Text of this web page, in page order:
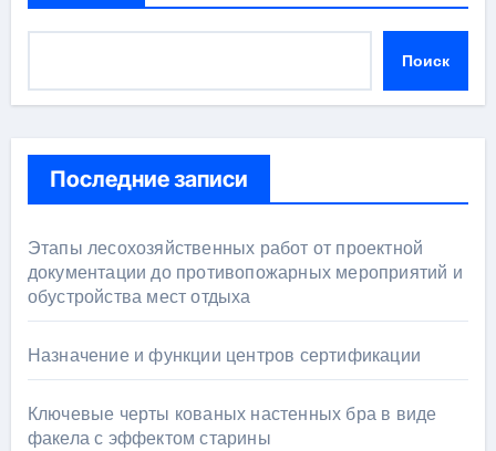
Поиск
Последние записи
Этапы лесохозяйственных работ от проектной
документации до противопожарных мероприятий и
обустройства мест отдыха
Назначение и функции центров сертификации
Ключевые черты кованых настенных бра в виде
факела с эффектом старины